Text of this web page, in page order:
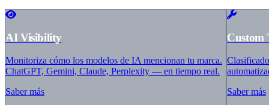
Barcelo
ABUS
HolzLand
Master Regale
auto europe
Balluff
ZGONC
bypillow
AI Visibility
Monitoriza cómo los modelos de IA mencionan tu marca.
ChatGPT, Gemini, Claude, Perplexity — en tiempo real.
Saber más
Custom
Saber más